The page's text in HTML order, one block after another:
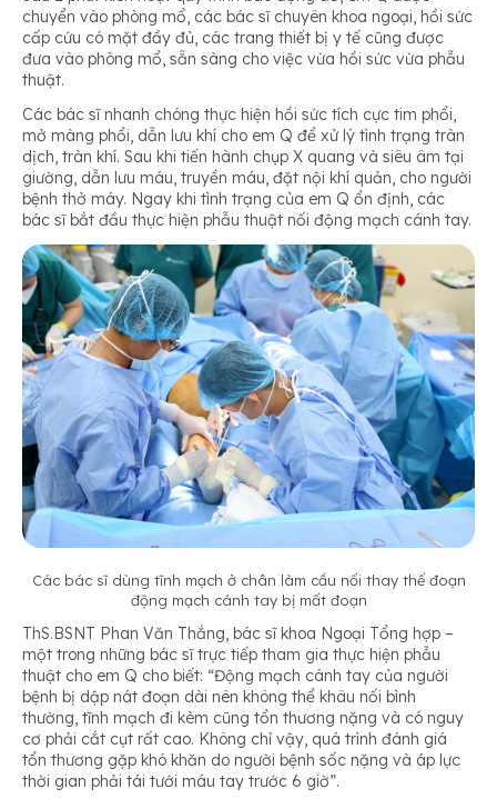
chuyển vào phòng mổ, các bác sĩ chuyên khoa ngoại, hồi sức
cấp cứu có mặt đầy đủ, các trang thiết bị y tế cũng được
đưa vào phòng mổ, sẵn sàng cho việc vừa hồi sức vừa phẫu
thuật.
Các bác sĩ nhanh chóng thực hiện hồi sức tích cực tim phổi,
mở màng phổi, dẫn lưu khí cho em Q để xử lý tình trạng tràn
dịch, tràn khí. Sau khi tiến hành chụp X quang và siêu âm tại
giường, dẫn lưu máu, truyền máu, đặt nội khí quản, cho người
bệnh thở máy. Ngay khi tình trạng của em Q ổn định, các
bác sĩ bắt đầu thực hiện phẫu thuật nối động mạch cánh tay.
Các bác sĩ dùng tĩnh mạch ở chân làm cầu nối thay thế đoạn
động mạch cánh tay bị mất đoạn
ThS.BSNT Phan Văn Thắng, bác sĩ khoa Ngoại Tổng hợp –
một trong những bác sĩ trực tiếp tham gia thực hiện phẫu
thuật cho em Q cho biết: “Động mạch cánh tay của người
bệnh bị dập nát đoạn dài nên không thể khâu nối bình
thường, tĩnh mạch đi kèm cũng tổn thương nặng và có nguy
cơ phải cắt cụt rất cao. Không chỉ vậy, quá trình đánh giá
tổn thương gặp khó khăn do người bệnh sốc nặng và áp lực
thời gian phải tái tưới máu tay trước 6 giờ”.